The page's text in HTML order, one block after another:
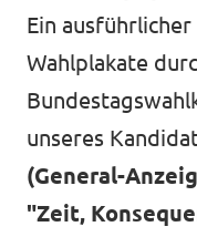
Ein
Wahlplakate
unseres
(General-
"Zeit,